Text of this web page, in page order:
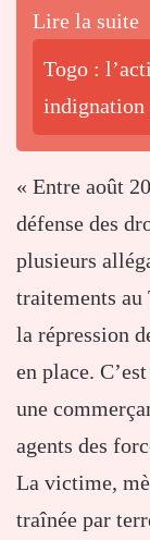
Lire la suite
Togo :
indignation
« Entre août
défense des
plusieurs
traitements au
la répression
en place.
une
agents des
La victime,
traînée par